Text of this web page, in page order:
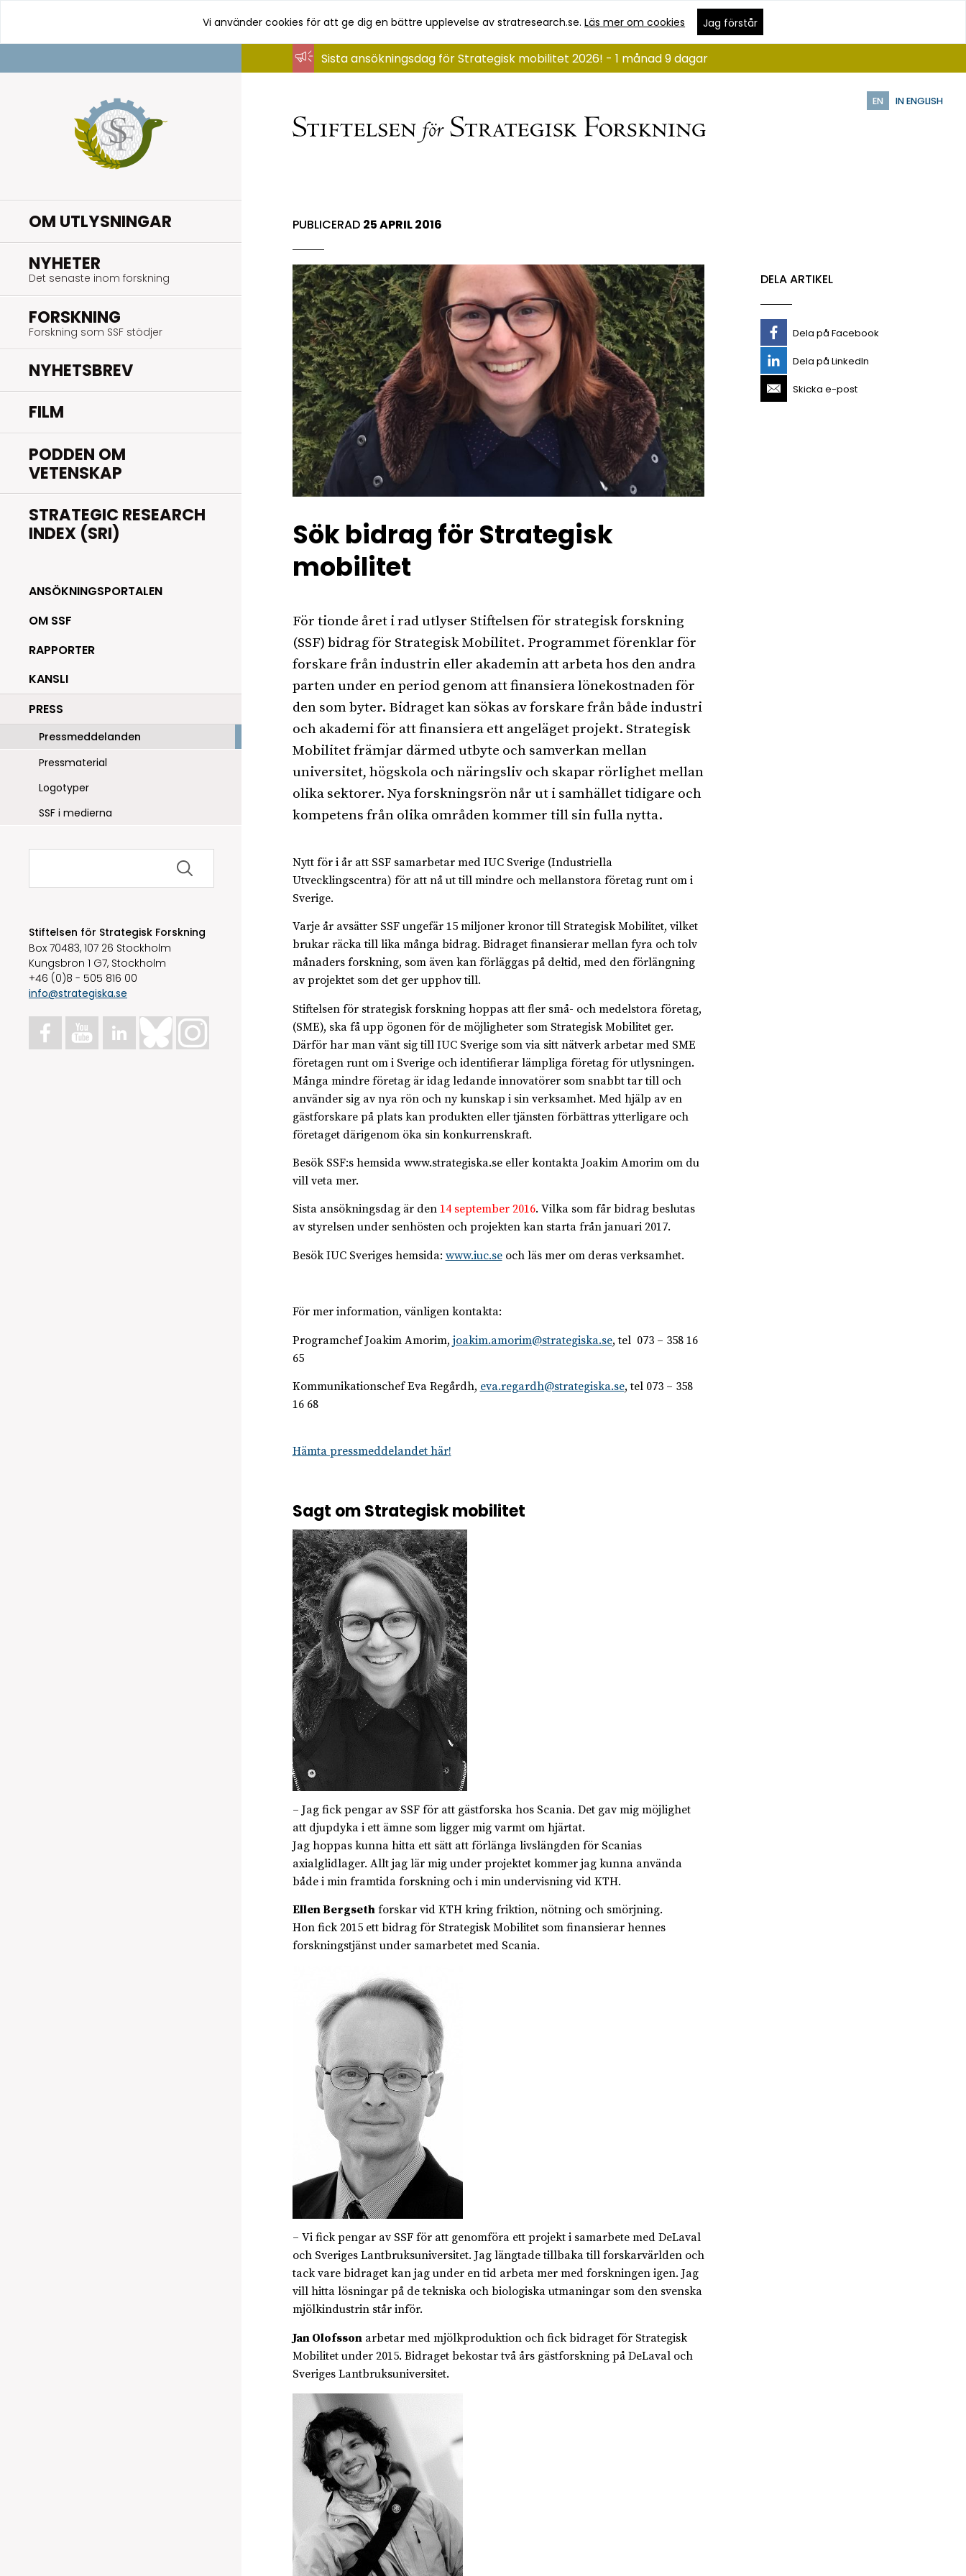
innehåll
Vi använder cookies för att ge dig en bättre upplevelse av stratresearch.se.Läs mer om cookies Jag förstår
EN IN ENGLISH
OM UTLYSNINGAR
NYHETER
Det senaste inom forskning
FORSKNING
Forskning som SSF stödjer
NYHETSBREV
FILM
PODDEN OM
VETENSKAP
STRATEGIC RESEARCH
INDEX (SRI)
ANSÖKNINGSPORTALEN
OM SSF
RAPPORTER
KANSLI
PRESS
Pressmeddelanden
Pressmaterial
Logotyper
SSF i medierna
Sök
Stiftelsen för Strategisk Forskning
Box 70483, 107 26 Stockholm
Kungsbron 1 G7, Stockholm
+46 (0)8 - 505 816 00
info@strategiska.se
Sista ansökningsdag för Strategisk mobilitet 2026! - 1 månad 9 dagar
PUBLICERAD 25 APRIL 2016
Sök bidrag för Strategisk
mobilitet
För tionde året i rad utlyser Stiftelsen för strategisk forskning
(SSF) bidrag för Strategisk Mobilitet. Programmet förenklar för
forskare från industrin eller akademin att arbeta hos den andra
parten under en period genom att finansiera lönekostnaden för
den som byter. Bidraget kan sökas av forskare från både industri
och akademi för att finansiera ett angeläget projekt. Strategisk
Mobilitet främjar därmed utbyte och samverkan mellan
universitet, högskola och näringsliv och skapar rörlighet mellan
olika sektorer. Nya forskningsrön når ut i samhället tidigare och
kompetens från olika områden kommer till sin fulla nytta.
Nytt för i år att SSF samarbetar med IUC Sverige (Industriella
Utvecklingscentra) för att nå ut till mindre och mellanstora företag runt om i
Sverige.
Varje år avsätter SSF ungefär 15 miljoner kronor till Strategisk Mobilitet, vilket
brukar räcka till lika många bidrag. Bidraget finansierar mellan fyra och tolv
månaders forskning, som även kan förläggas på deltid, med den förlängning
av projektet som det ger upphov till.
Stiftelsen för strategisk forskning hoppas att fler små- och medelstora företag,
(SME), ska få upp ögonen för de möjligheter som Strategisk Mobilitet ger.
Därför har man vänt sig till IUC Sverige som via sitt nätverk arbetar med SME
företagen runt om i Sverige och identifierar lämpliga företag för utlysningen.
Många mindre företag är idag ledande innovatörer som snabbt tar till och
använder sig av nya rön och ny kunskap i sin verksamhet. Med hjälp av en
gästforskare på plats kan produkten eller tjänsten förbättras ytterligare och
företaget därigenom öka sin konkurrenskraft.
Besök SSF:s hemsida www.strategiska.se eller kontakta Joakim Amorim om du
vill veta mer.
Sista ansökningsdag är den 14 september 2016. Vilka som får bidrag beslutas
av styrelsen under senhösten och projekten kan starta från januari 2017.
Besök IUC Sveriges hemsida: www.iuc.seoch läs mer om deras verksamhet.
För mer information, vänligen kontakta:
Programchef Joakim Amorim, joakim.amorim@strategiska.se, tel 073 – 358 16
65
Kommunikationschef Eva Regårdh, eva.regardh@strategiska.se, tel 073 – 358
16 68
Hämta pressmeddelandet här!
Sagt om Strategisk mobilitet
– Jag fick pengar av SSF för att gästforska hos Scania. Det gav mig möjlighet
att djupdyka i ett ämne som ligger mig varmt om hjärtat.
Jag hoppas kunna hitta ett sätt att förlänga livslängden för Scanias
axialglidlager. Allt jag lär mig under projektet kommer jag kunna använda
både i min framtida forskning och i min undervisning vid KTH.
Ellen Bergsethforskar vid KTH kring friktion, nötning och smörjning.
Hon fick 2015 ett bidrag för Strategisk Mobilitet som finansierar hennes
forskningstjänst under samarbetet med Scania.
– Vi fick pengar av SSF för att genomföra ett projekt i samarbete med DeLaval
och Sveriges Lantbruksuniversitet. Jag längtade tillbaka till forskarvärlden och
tack vare bidraget kan jag under en tid arbeta mer med forskningen igen. Jag
vill hitta lösningar på de tekniska och biologiska utmaningar som den svenska
mjölkindustrin står inför.
Jan Olofssonarbetar med mjölkproduktion och fick bidraget för Strategisk
Mobilitet under 2015. Bidraget bekostar två års gästforskning på DeLaval och
Sveriges Lantbruksuniversitet.
DELA ARTIKEL
Dela på Facebook
Dela på LinkedIn
Skicka e-post